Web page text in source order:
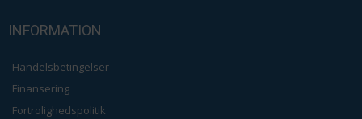
INFORMATION
Handelsbetingelser
Finansering
Fortrolighedspolitik